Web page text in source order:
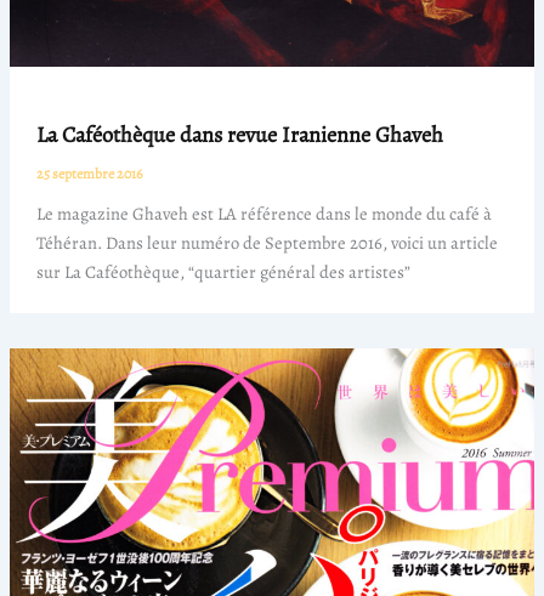
La Caféothèque dans revue Iranienne Ghaveh
25 septembre 2016
Le magazine Ghaveh est LA référence dans le monde du café à
Téhéran. Dans leur numéro de Septembre 2016, voici un article
sur La Caféothèque, “quartier général des artistes”